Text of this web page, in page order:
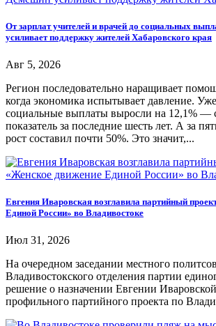
От зарплат учителей и врачей до социальных
усиливает поддержку жителей Хабаровского края
Авг 5, 2026
Регион последовательно наращивает
когда экономика испытывает давление.
социальные выплаты выросли на 12,1% —
показатель за последние шесть лет. А за
рост составил почти 50%. Это значит,...
Евгения Иваровская возглавила партийный
Единой России» во Владивостоке
Июл 31, 2026
На очередном заседании местного
Владивостокского отделения партии
решение о назначении Евгении
профильного партийного проекта по